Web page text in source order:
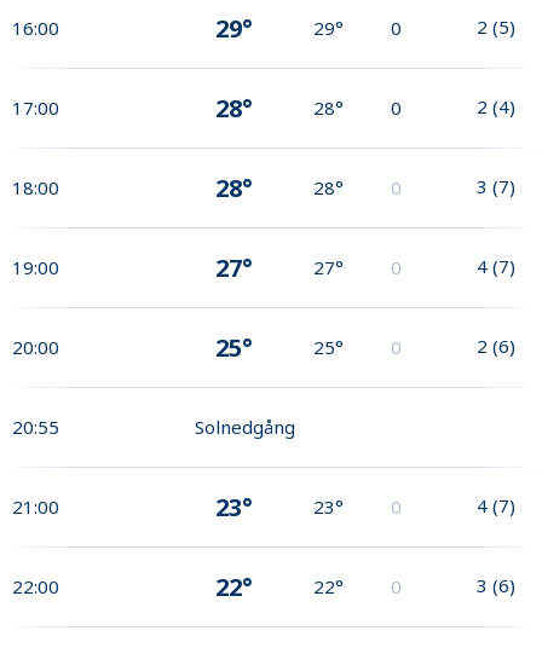
16:00 29° 29° 0 2 (5)
17:00 28° 28° 0 2 (4)
18:00 28° 28° 0 3 (7)
19:00 27° 27° 0 4 (7)
20:00 25° 25° 0 2 (6)
20:55 Solnedgång
21:00 23° 23° 0 4 (7)
22:00 22° 22° 0 3 (6)